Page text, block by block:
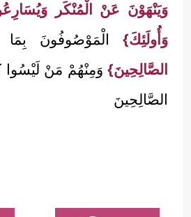
وَيَنْهَوْنَ عَنْ الْمُنْكَر
وَأُولَئِكَ} الْمَوْصُوفُونَ بِمَا
الصَّالِحِينَ} وَمِنْهُمْ مَنْ
الصَّالِحِينَ